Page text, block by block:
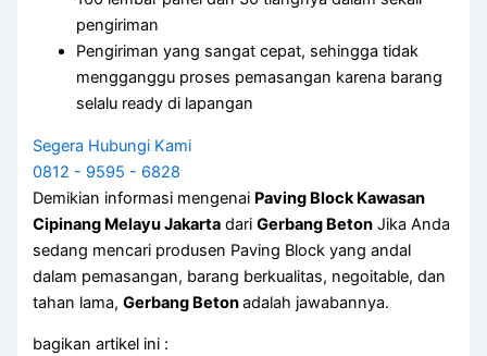
pengiriman
Pengiriman yang sangat cepat, sehingga tidak
mengganggu proses pemasangan karena barang
selalu ready di lapangan
Segera Hubungi Kami
0812 - 9595 - 6828
Demikian informasi mengenai Paving Block Kawasan
Cipinang Melayu Jakarta dariGerbang Beton Jika Anda
sedang mencari produsen Paving Block yang andal
dalam pemasangan, barang berkualitas, negoitable, dan
tahan lama,Gerbang Betonadalah jawabannya.
bagikan artikel ini :